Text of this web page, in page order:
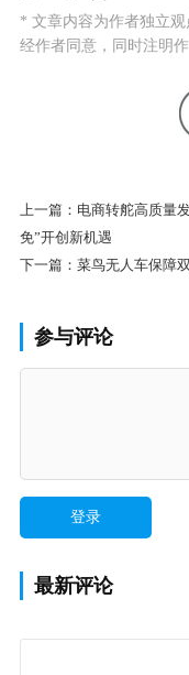
* 文章内容为作者独立
经作者同意，同时注明作
上一篇： 电商转舵高质量
免”开创新机遇
下一篇： 菜鸟无人车保障
参与评论
最新评论